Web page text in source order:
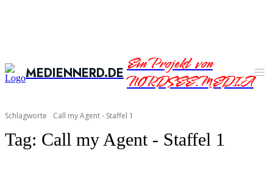
MEDIENNERD.DEEin Projekt von
NORDSEE.MEDIA
Schlagworte Call my Agent - Staffel 1
Tag: Call my Agent - Staffel 1